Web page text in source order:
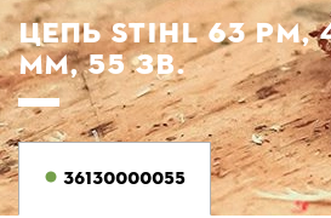
ЦЕПЬ STIHL 63 PM,
ММ, 55 ЗВ.
36130000055